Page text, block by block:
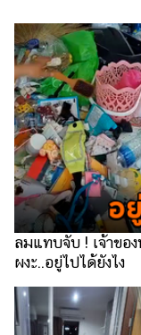
รูปภาพ
ดู
หนัง
Music
Station
ละคร
บันเทิง
เกาหลี
ไลฟ์
ไตล์
ลมแทบจับ ! เจ้าขอ
ผงะ..อยู่ไปได้ยังไง